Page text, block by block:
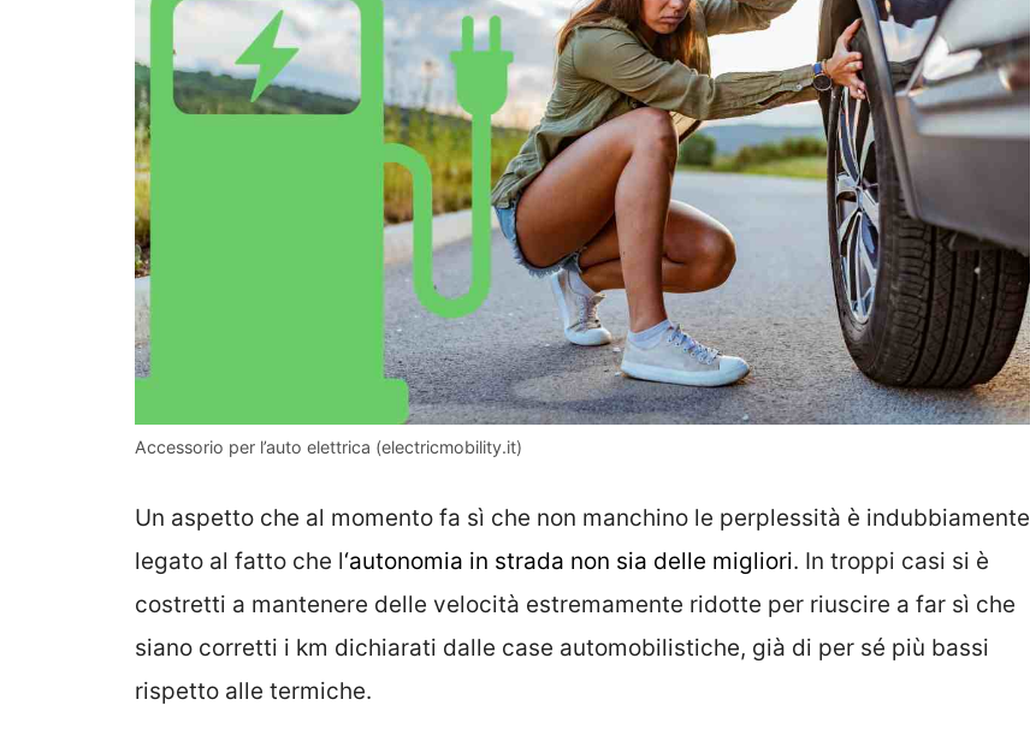
Accessorio per l’auto elettrica (electricmobility.it)
Un aspetto che al momento fa sì che non manchino le perplessità è indubbiamente
legato al fatto che l‘autonomia in strada non sia delle migliori. In troppi casi si è
costretti a mantenere delle velocità estremamente ridotte per riuscire a far sì che
siano corretti i km dichiarati dalle case automobilistiche, già di per sé più bassi
rispetto alle termiche.